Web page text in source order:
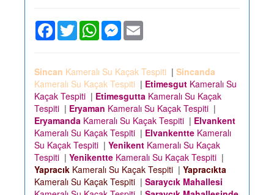
Facebook
TwitterWhatsAppMessenger
Sincan Kameralı Su Kaçak Tespiti | Sincanda
Kameralı Su Kaçak Tespiti | Etimesgut Kameralı Su
Kaçak Tespiti | Etimesgutta Kameralı Su Kaçak
Tespiti | Eryaman Kameralı Su Kaçak Tespiti |
Eryamanda Kameralı Su Kaçak Tespiti | Elvankent
Kameralı Su Kaçak Tespiti | Elvankentte Kameralı
Su Kaçak Tespiti | Yenikent Kameralı Su Kaçak
Tespiti | Yenikentte Kameralı Su Kaçak Tespiti |
Yapracık Kameralı Su Kaçak Tespiti | Yapracıkta
Kameralı Su Kaçak Tespiti | Saraycık Mahallesi